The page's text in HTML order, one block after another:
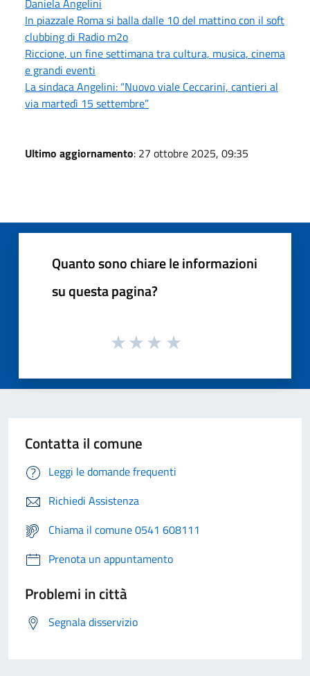
In piazzale Roma si balla dalle 10 del mattino con il soft
clubbing di Radio m2o
Riccione, un fine settimana tra cultura, musica, cinema
e grandi eventi
La sindaca Angelini: “Nuovo viale Ceccarini, cantieri al
via martedì 15 settembre”
Ultimo aggiornamento: 27 ottobre 2025, 09:35
Quanto sono chiare le informazioni
su questa pagina?
Contatta il comune
Leggi le domande frequenti
Richiedi Assistenza
Chiama il comune 0541 608111
Prenota un appuntamento
Problemi in città
Segnala disservizio